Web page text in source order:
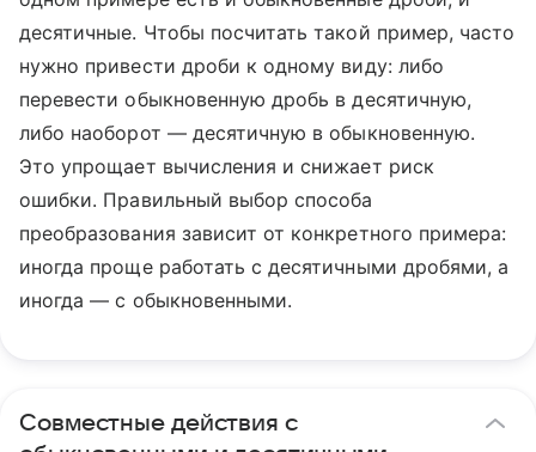
десятичные. Чтобы посчитать такой пример, часто
нужно привести дроби к одному виду: либо
перевести обыкновенную дробь в десятичную,
либо наоборот — десятичную в обыкновенную.
Это упрощает вычисления и снижает риск
ошибки. Правильный выбор способа
преобразования зависит от конкретного примера:
иногда проще работать с десятичными дробями, а
иногда — с обыкновенными.
Совместные действия с